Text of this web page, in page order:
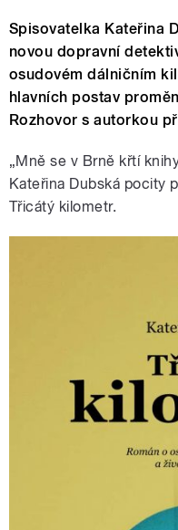
Spisovatelka Kateřina
novou dopravní
osudovém dálničním
hlavních postav
Rozhovor s autorkou
„Mně se v Brně křtí
Kateřina Dubská pocity
Třicátý kilometr.